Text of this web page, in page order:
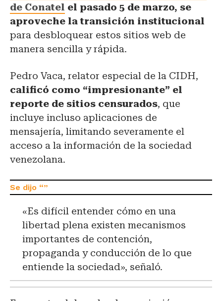
de Conatel el pasado 5 de marzo, se
aproveche la transición institucional
para desbloquear estos sitios web de
manera sencilla y rápida.
Pedro Vaca, relator especial de la CIDH,
calificó como “impresionante” el
reporte de sitios censurados, que
incluye incluso aplicaciones de
mensajería, limitando severamente el
acceso a la información de la sociedad
venezolana.
«Es difícil entender cómo en una
libertad plena existen mecanismos
importantes de contención,
propaganda y conducción de lo que
entiende la sociedad», señaló.